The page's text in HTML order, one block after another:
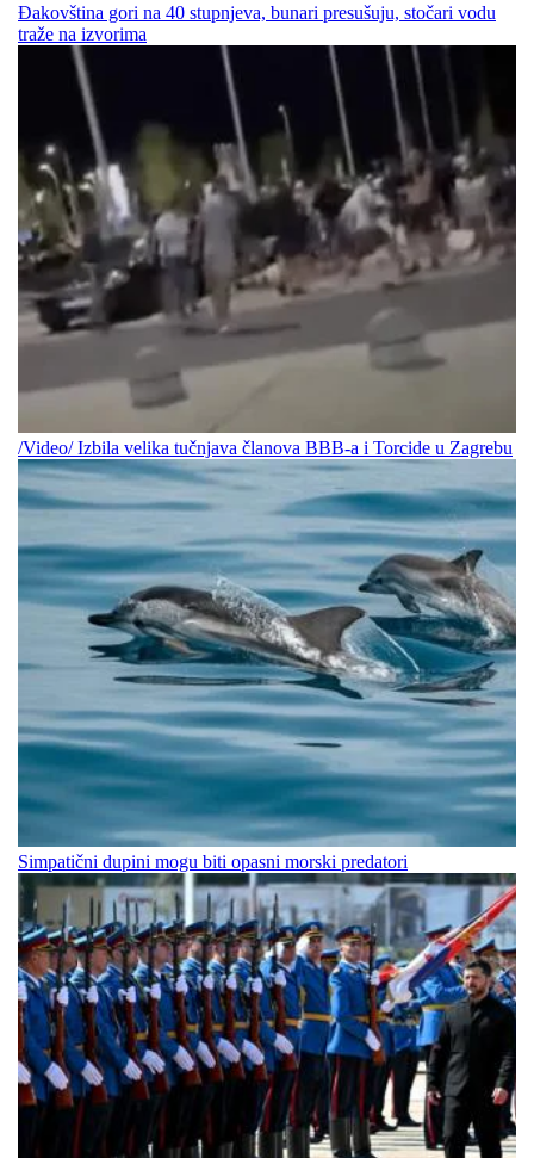
Đakovština gori na 40 stupnjeva, bunari presušuju, stočari vodu
traže na izvorima
/Video/ Izbila velika tučnjava članova BBB-a i Torcide u Zagrebu
Simpatični dupini mogu biti opasni morski predatori